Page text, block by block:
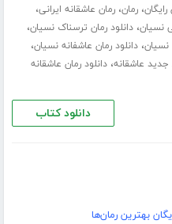
رایگان،رمان،رمان عاشقانه ایرانی،
نسیان،دانلود رمان ترسناک نسیان،
نسیان،دانلود رمان عاشفانه نسیان،
جدید عاشقانه،دانلود رمان عاشقانه
دانلود کتاب
بهترین رمان‌ها